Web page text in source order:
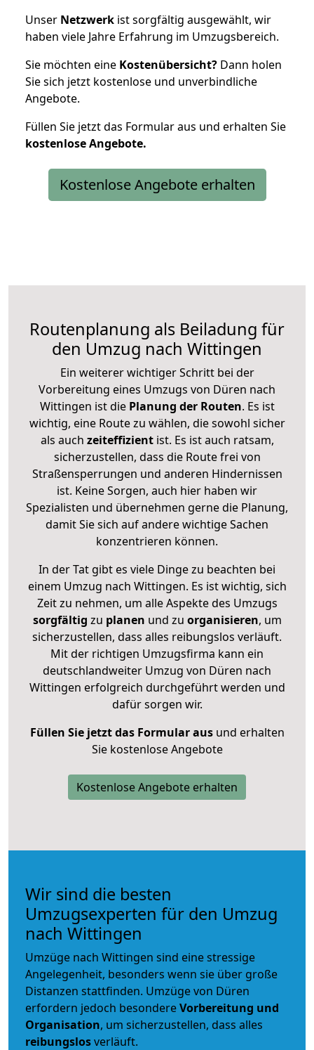
Unser Netzwerk ist sorgfältig ausgewählt, wir
haben viele Jahre Erfahrung im Umzugsbereich.
Sie möchten eine Kostenübersicht? Dann holen
Sie sich jetzt kostenlose und unverbindliche
Angebote.
Füllen Sie jetzt das Formular aus und erhalten Sie
kostenloseAngebote.
Kostenlose Angebote erhalten
Routenplanung als Beiladung für
den Umzug nach Wittingen
Ein weiterer wichtiger Schritt bei der
Vorbereitung eines Umzugs von Düren nach
Wittingen ist diePlanung der Routen. Es ist
wichtig, eine Route zu wählen, die sowohl sicher
als auch zeiteffizientist. Es ist auch ratsam,
sicherzustellen, dass die Route frei von
Straßensperrungen und anderen Hindernissen
ist. Keine Sorgen, auch hier haben wir
Spezialisten und übernehmen gerne die Planung,
damit Sie sich auf andere wichtige Sachen
konzentrieren können.
In der Tat gibt es viele Dinge zu beachten bei
einem Umzug nach Wittingen. Es ist wichtig, sich
Zeit zu nehmen, um alle Aspekte des Umzugs
sorgfältig zu planen und zu organisieren, um
sicherzustellen, dass alles reibungslos verläuft.
Mit der richtigen Umzugsfirma kann ein
deutschlandweiter Umzug von Düren nach
Wittingen erfolgreich durchgeführt werden und
dafür sorgen wir.
Füllen Sie jetzt das Formular ausund erhalten
Sie kostenlose Angebote
Kostenlose Angebote erhalten
Wir sind die besten
Umzugsexperten für den Umzug
nach Wittingen
Umzüge nach Wittingen sind eine stressige
Angelegenheit, besonders wenn sie über große
Distanzen stattfinden. Umzüge von Düren
erfordern jedoch besondereVorbereitung und
Organisation, um sicherzustellen, dass alles
reibungslosverläuft.